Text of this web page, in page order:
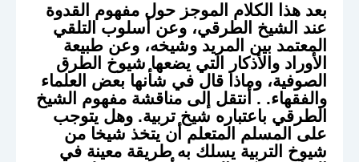
بعد هذا الكلام الموجز حول مفهوم القدوة
عند الشيخ الطرقي، وعن أسلوب التلقي
المعتمد بين المريد وشيخه، وعن طبيعة
الأوراد والأذكار التي يضعها شيوخ الطرق
الصوفية، وماذا قال في شأنها بعض العلماء
والفقهاء. . أنتقل إلى مناقشة مفهوم الشيخ
الطرقي باعتباره شيخ تربية. وهل يتوجب
على المسلم المتعلم أن يتخذ شيخا من
شيوخ التربية يسلك به طريقة معينة في